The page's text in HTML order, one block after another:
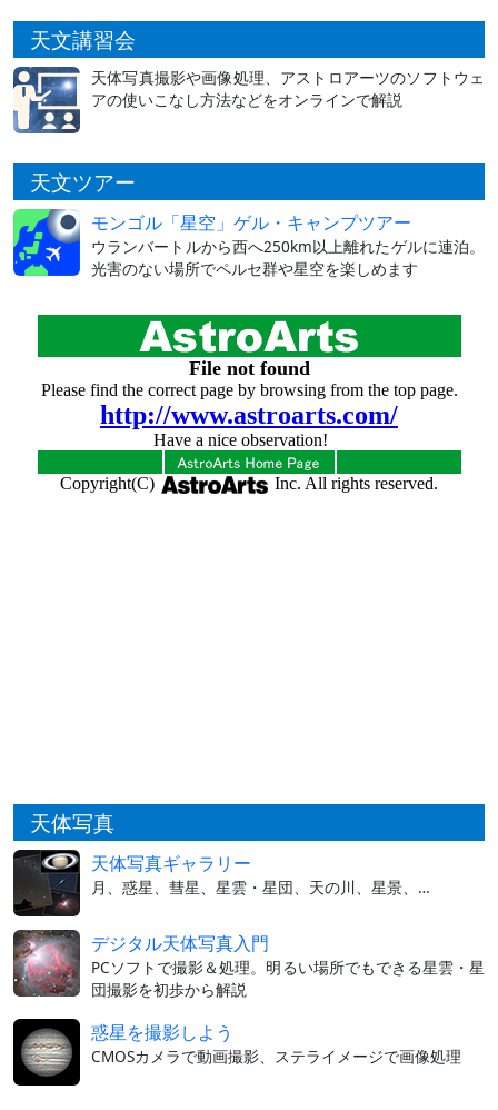
天文講習会
天体写真撮影や画像処理、アストロアーツのソフトウェ
アの使いこなし方法などをオンラインで解説
天文ツアー
モンゴル「星空」ゲル・キャンプツアー
ウランバートルから西へ250km以上離れたゲルに連泊。
光害のない場所でペルセ群や星空を楽しめます
天体写真
天体写真ギャラリー
月、惑星、彗星、星雲・星団、天の川、星景、…
デジタル天体写真入門
PCソフトで撮影＆処理。明るい場所でもできる星雲・星
団撮影を初歩から解説
惑星を撮影しよう
CMOSカメラで動画撮影、ステライメージで画像処理